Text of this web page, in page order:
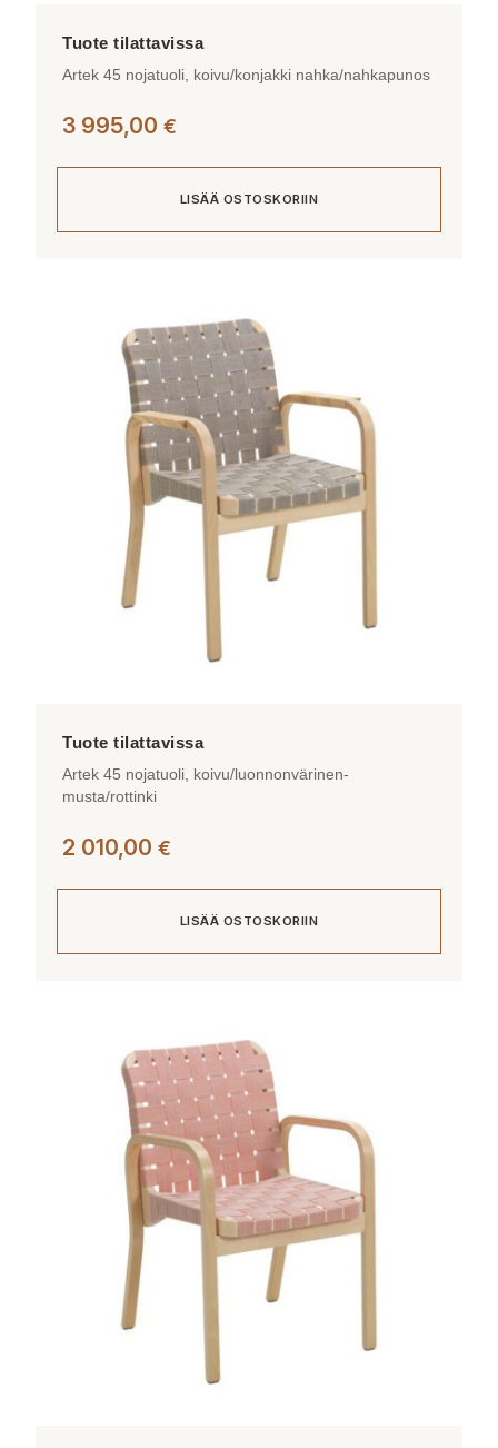
Artek 45 nojatuoli, koivu/konjakki nahka/nahkapunos
3 995,00 €
LISÄÄ OSTOSKORIIN
Artek 45 nojatuoli, koivu/luonnonvärinen-
musta/rottinki
2 010,00 €
LISÄÄ OSTOSKORIIN